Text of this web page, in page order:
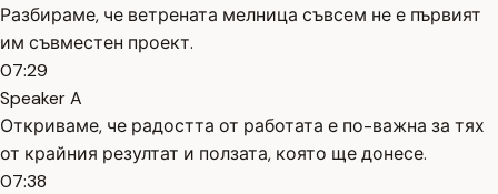
Разбираме, че ветрената мелница съвсем не е първият
им съвместен проект.
07:29
Speaker A
Откриваме, че радостта от работата е по-важна за тях
от крайния резултат и ползата, която ще донесе.
07:38